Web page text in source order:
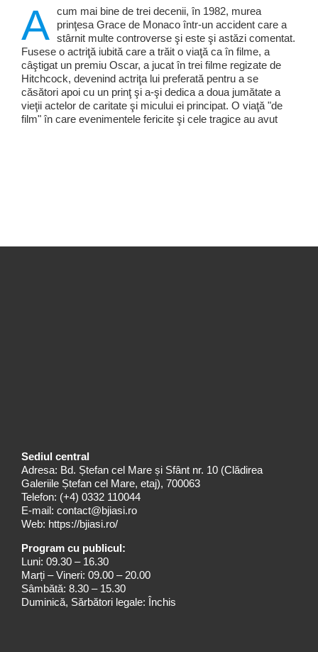
A cum mai bine de trei decenii, în 1982, murea
prinţesa Grace de Monaco într-un accident care a
stârnit multe controverse şi este şi astăzi comentat.
Fusese o actriţă iubită care a trăit o viaţă ca în filme, a
câştigat un premiu Oscar, a jucat în trei filme regizate de
Hitchcock, devenind actriţa lui preferată pentru a se
căsători apoi cu un prinţ şi a-şi dedica a doua jumătate a
vieţii actelor de caritate şi micului ei principat. O viaţă "de
film" în care evenimentele fericite şi cele tragice au avut
Sediul central
Adresa: Bd. Ștefan cel Mare și Sfânt nr. 10 (Clădirea
Galeriile Ștefan cel Mare, etaj), 700063
Telefon: (+4) 0332 110044
E-mail: contact@bjiasi.ro
Web: https://bjiasi.ro/
Program cu publicul:
Luni: 09.30 – 16.30
Marți – Vineri: 09.00 – 20.00
Sâmbătă: 8.30 – 15.30
Duminică, Sărbători legale: Închis